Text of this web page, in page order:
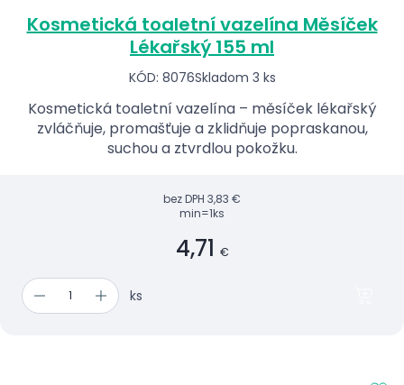
Kosmetická toaletní vazelína Měsíček
Lékařský 155 ml
KÓD: 8076Skladom 3 ks
Kosmetická toaletní vazelína – měsíček lékařský
zvláčňuje, promašťuje a zklidňuje popraskanou,
suchou a ztvrdlou pokožku.
bez DPH 3,83 €
min=1ks
4,71 €
ks